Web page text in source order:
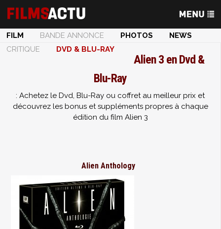
FILM BANDE ANNONCE PHOTOS
NEWS
CRITIQUE
DVD & BLU-RAY
Alien 3 en Dvd &
Blu-Ray
: Achetez le Dvd, Blu-Ray ou coffret au meilleur prix et
découvrez les bonus et suppléments propres à chaque
édition du film Alien 3
Alien Anthology